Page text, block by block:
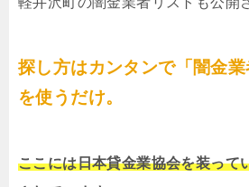
探し方はカンタンで「闇金業
を使うだけ。
ここには日本貸金業協会を装って